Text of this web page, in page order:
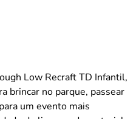
Low Recraft TD Infantil,
brincar no parque, passear
um evento mais